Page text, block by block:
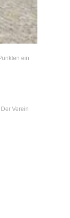
ein
Verein